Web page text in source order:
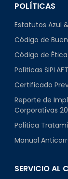
POLÍTICAS
Estatutos Azul
Código de
Código de
Políticas SIPLAFT
Certificado
Reporte de
Corporativas
Política
Manual
SERVICIO AL